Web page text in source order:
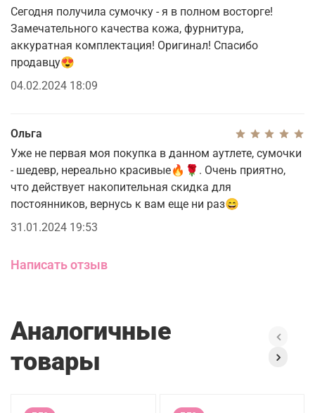
Сегодня получила сумочку - я в полном восторге!
Замечательного качества кожа, фурнитура,
аккуратная комплектация! Оригинал! Спасибо
продавцу😍
04.02.2024 18:09
Ольга
Уже не первая моя покупка в данном аутлете, сумочки
- шедевр, нереально красивые🔥🌹. Очень приятно,
что действует накопительная скидка для
постоянников, вернусь к вам еще ни раз😄
31.01.2024 19:53
Написать отзыв
Аналогичные
товары